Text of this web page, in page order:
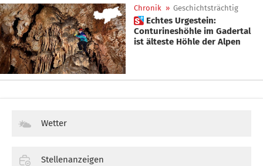
Chronik » Geschichtsträchtig
 Echtes Urgestein:
Conturineshöhle im Gadertal
ist älteste Höhle der Alpen
Wetter
Stellenanzeigen